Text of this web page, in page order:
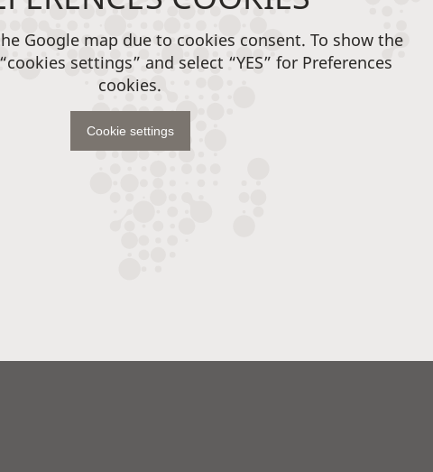
Google map due to cookies consent. To show the
settings” and select “YES” for Preferences
cookies.
Cookie settings